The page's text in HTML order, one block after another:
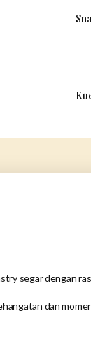
segar dengan
dan